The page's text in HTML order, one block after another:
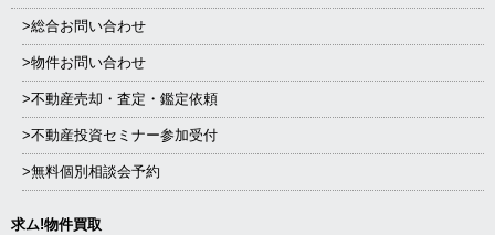
>総合お問い合わせ
>物件お問い合わせ
>不動産売却・査定・鑑定依頼
>不動産投資セミナー参加受付
>無料個別相談会予約
求ム!物件買取